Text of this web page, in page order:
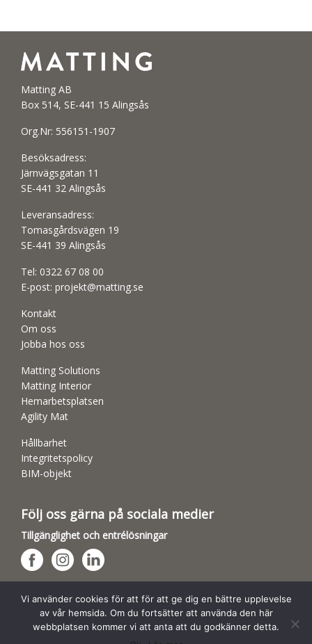
Matting AB
Box 514, SE-441 15 Alingsås
Org.Nr: 556151-1907
Besöksadress:
Järnvägsgatan 11
SE-441 32 Alingsås
Leveransadress:
Tomasgårdsvägen 19
SE-441 39 Alingsås
Tel: 0322 67 08 00
E-post: projekt@matting.se
Kontakt
Om oss
Jobba hos oss
Matting Solutions
Matting Interior
Hemarbetsplatsen
Agility Mat
Hållbarhet
Integritetspolicy
BIM-objekt
Följ oss gärna på sociala medier
Tillgänglighet och entrélösningar
Hundsporthallar
Vi använder cookies för att för att ge dig en bättre upplevelse
av vår hemsida. Om du fortsätter att använda den här
webbplatsen kommer vi att anta att du godkänner detta.